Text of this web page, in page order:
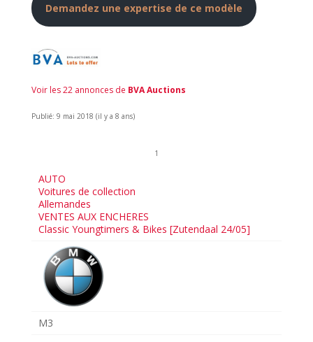
Demandez une expertise de ce modèle
Voir les 22 annonces de BVA Auctions
Publié: 9 mai 2018 (il y a 8 ans)
1
AUTO
Voitures de collection
Allemandes
VENTES AUX ENCHERES
Classic Youngtimers & Bikes [Zutendaal 24/05]
M3